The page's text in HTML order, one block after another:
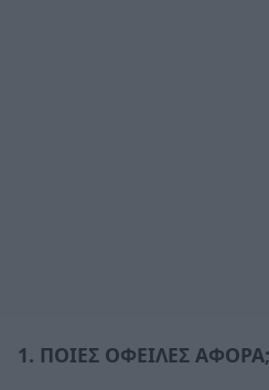
1. ΠΟΙΕΣ ΟΦΕΙΛΕΣ ΑΦΟΡΑ;